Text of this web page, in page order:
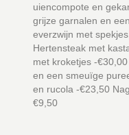
uiencompote en
grijze garnalen en
everzwijn met
Hertensteak met
met kroketjes -
en een smeuïge
en rucola -€23,50
€9,50